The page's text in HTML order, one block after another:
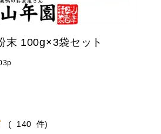
末 100g×3袋セット
140